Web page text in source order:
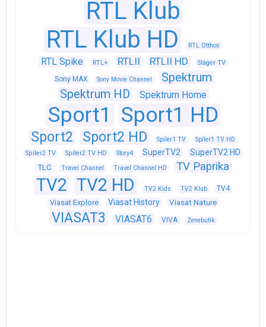
RTL Klub
RTL Klub HD
RTL Otthon
RTL Spike RTL+ RTLII RTLII HD Sláger TV
Sony MAX Sony Movie Channel
Spektrum
Spektrum HD
Spektrum Home
Sport1 Sport1 HD
Sport2 Sport2 HD Spíler1 TV
Spíler1 TV HD
Spíler2 TV
Spíler2 TV HD Story4 SuperTV2 SuperTV2 HD
TLC Travel Channel Travel Channel HD TV Paprika
TV2 TV2 HD TV2 Kids TV2 Klub TV4
Viasat Explore Viasat History Viasat Nature
VIASAT3 VIASAT6 VIVA Zenebutik